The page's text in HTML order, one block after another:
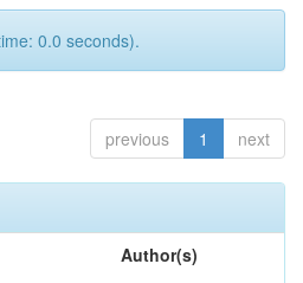
0.0 seconds).
previous 1 next
Author(s)